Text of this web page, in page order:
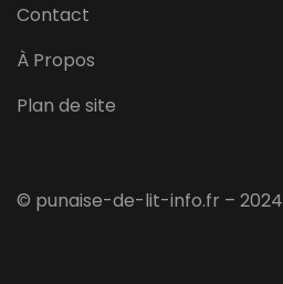
Contact
À Propos
Plan de site
© punaise-de-lit-info.fr – 2024